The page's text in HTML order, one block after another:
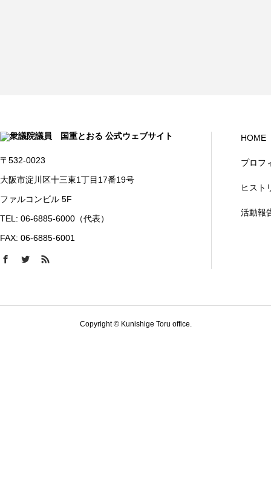
〒532-0023
大阪市淀川区十三東1丁目17番19号
ファルコンビル 5F
TEL: 06-6885-6000（代表）
FAX: 06-6885-6001
HOME
プロフ
ヒスト
活動報
Copyright © Kunishige Toru office.